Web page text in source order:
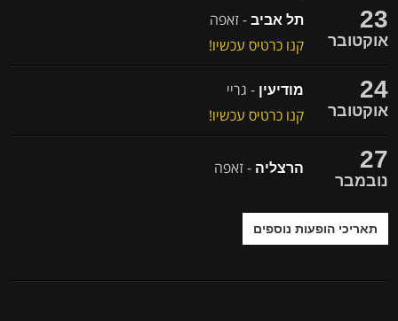
23
אוקטובר
תל אביב - זאפה
קנו כרטיס עכשיו!
24
אוקטובר
מודיעין - גריי
קנו כרטיס עכשיו!
27
נובמבר
הרצליה - זאפה
תאריכי הופעות נוספים